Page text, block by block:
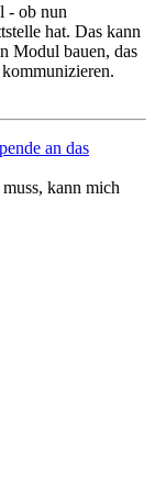
- ob nun
hat. Das kann
Modul bauen, das
an das
kann mich